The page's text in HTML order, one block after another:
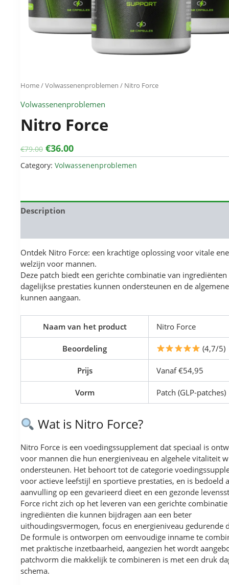
Home/Volwassenenproblemen / Nitro Force
Volwassenenproblemen
Nitro Force
€79.00 Original
price
€36.00Current
price
Category: Volwassenenproblemen
Description
Ontdek Nitro Force: een krachtige oplossing voor vitale
welzijn voor mannen.
Deze patch biedt een gerichte combinatie van ingrediënten
dagelijkse prestaties kunnen ondersteunen en de
kunnen aangaan.
Naam van het product Nitro Force
Beoordeling (4,7/5)
Prijs Vanaf €54,95
Vorm Patch (GLP-patches)
Wat is Nitro Force?
Nitro Force is een voedingssupplement dat speciaal is
voor mannen die hun energieniveau en algehele vitaliteit
ondersteunen. Het behoort tot de categorie
voor actieve leefstijl en sportieve prestaties, en is bedoeld
aanvulling op een gevarieerd dieet en een gezonde
Force richt zich op het leveren van een gerichte
ingrediënten die kunnen bijdragen aan een beter
uithoudingsvermogen, focus en energieniveau gedurende
De formule is ontworpen om eenvoudige inname te
met praktische inzetbaarheid, aangezien het wordt
patchvorm die makkelijk te combineren is met een druk
schema.